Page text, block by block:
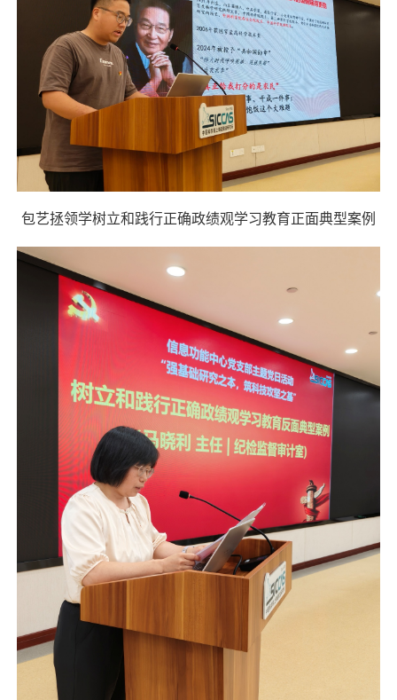
包艺拯领学树立和践行正确政绩观学习教育正面典型案例